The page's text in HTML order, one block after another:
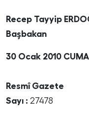
Recep Tayyip
Başbakan
30 Ocak 2010
Resmî Gazete
Sayı : 27478